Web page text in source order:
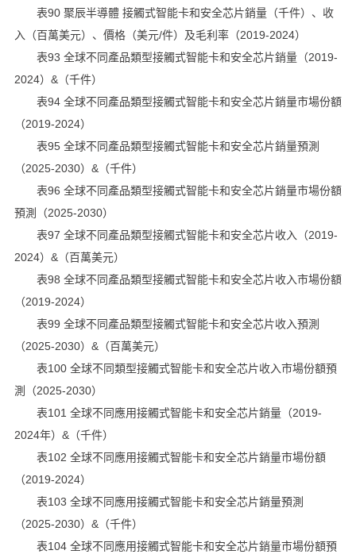
表90 聚辰半導體 接觸式智能卡和安全芯片銷量（千件）、收
入（百萬美元）、價格（美元/件）及毛利率（2019-2024）
表93 全球不同產品類型接觸式智能卡和安全芯片銷量（2019-
2024）&（千件）
表94 全球不同產品類型接觸式智能卡和安全芯片銷量市場份額
（2019-2024）
表95 全球不同產品類型接觸式智能卡和安全芯片銷量預測
（2025-2030）&（千件）
表96 全球不同產品類型接觸式智能卡和安全芯片銷量市場份額
預測（2025-2030）
表97 全球不同產品類型接觸式智能卡和安全芯片收入（2019-
2024）&（百萬美元）
表98 全球不同產品類型接觸式智能卡和安全芯片收入市場份額
（2019-2024）
表99 全球不同產品類型接觸式智能卡和安全芯片收入預測
（2025-2030）&（百萬美元）
表100 全球不同類型接觸式智能卡和安全芯片收入市場份額預
測（2025-2030）
表101 全球不同應用接觸式智能卡和安全芯片銷量（2019-
2024年）&（千件）
表102 全球不同應用接觸式智能卡和安全芯片銷量市場份額
（2019-2024）
表103 全球不同應用接觸式智能卡和安全芯片銷量預測
（2025-2030）&（千件）
表104 全球不同應用接觸式智能卡和安全芯片銷量市場份額預